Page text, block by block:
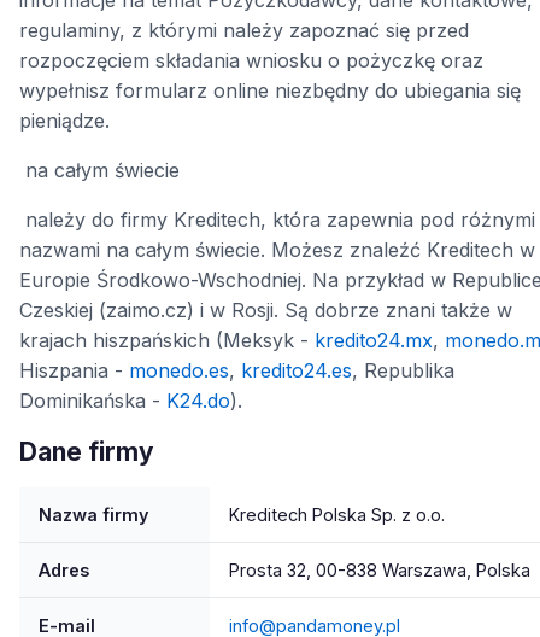
regulaminy, z którymi należy zapoznać się przed
rozpoczęciem składania wniosku o pożyczkę oraz
wypełnisz formularz online niezbędny do ubiegania się
pieniądze.
na całym świecie
należy do firmy Kreditech, która zapewnia pod różnymi
nazwami na całym świecie. Możesz znaleźć Kreditech w
Europie Środkowo-Wschodniej. Na przykład w
Czeskiej (zaimo.cz) i w Rosji. Są dobrze znani także w
krajach hiszpańskich (Meksyk - kredito24.mx,
Hiszpania - monedo.es, kredito24.es, Republika
Dominikańska - K24.do).
Dane firmy
Nazwa firmy Kreditech Polska Sp. z o.o.
Adres Prosta 32, 00-838 Warszawa, Polska
E-mail info@pandamoney.pl